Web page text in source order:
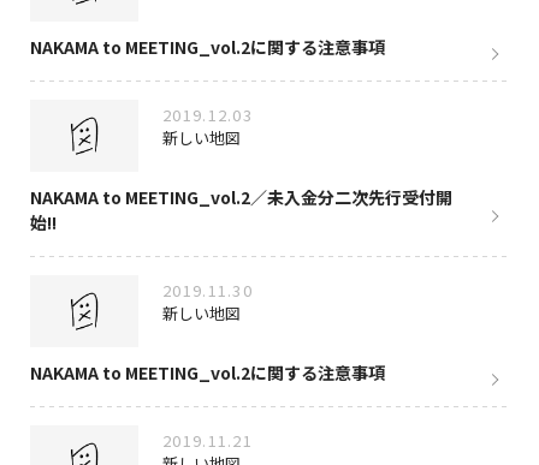
NAKAMA to MEETING_vol.2に関する注意事項
2019.12.03
新しい地図
NAKAMA to MEETING_vol.2／未入金分二次先行受付開
始!!
2019.11.30
新しい地図
NAKAMA to MEETING_vol.2に関する注意事項
2019.11.21